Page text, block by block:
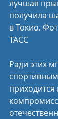
лучшая
получила
в Токио.
ТАСС
Ради этих